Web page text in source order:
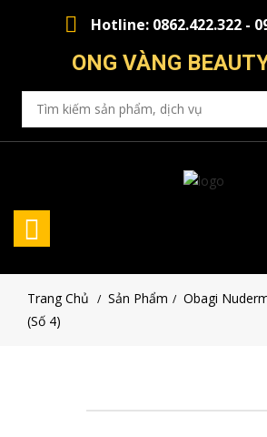
Hotline: 0862.422.322 -
ONG VÀNG
Trang Chủ / Sản Phẩm / Obagi
(số 4)